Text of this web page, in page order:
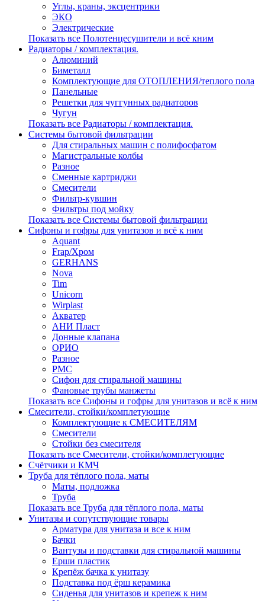
Углы, краны, эксцентрики
ЭКО
Электрические
Показать все Полотенцесушители и всё кним
Радиаторы / комплектация.
Алюминий
Биметалл
Комплектующие для ОТОПЛЕНИЯ/теплого пола
Панельные
Решетки для чуггунных радиаторов
Чугун
Показать все Радиаторы / комплектация.
Системы бытовой фильтрации
Для стиральных машин с полифосфатом
Магистральные колбы
Разное
Сменные картриджи
Смесители
Фильтр-кувшин
Фильтры под мойку
Показать все Системы бытовой фильтрации
Сифоны и гофры для унитазов и всё к ним
Aquant
Frap/Хром
GERHANS
Nova
Tim
Unicorn
Wirplast
Акватер
АНИ Пласт
Донные клапана
ОРИО
Разное
РМС
Сифон для стиральной машины
Фановые трубы манжеты
Показать все Сифоны и гофры для унитазов и всё к ним
Смесители, стойки/комплетующие
Комплектующие к СМЕСИТЕЛЯМ
Смесители
Стойки без смесителя
Показать все Смесители, стойки/комплетующие
Счётчики и КМЧ
Труба для тёплого пола, маты
Маты, подложка
Труба
Показать все Труба для тёплого пола, маты
Унитазы и сопутствующие товары
Арматура для унитаза и все к ним
Бачки
Вантузы и подставки для стиральной машины
Ерши пластик
Крепёж бачка к унитазу
Подставка под ёрш керамика
Сиденья для унитазов и крепеж к ним